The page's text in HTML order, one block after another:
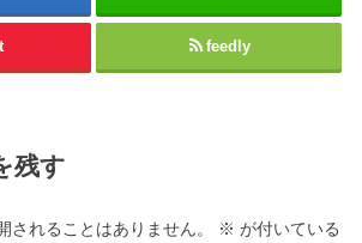
feedly
残す
されることはありません。 ※ が付いている